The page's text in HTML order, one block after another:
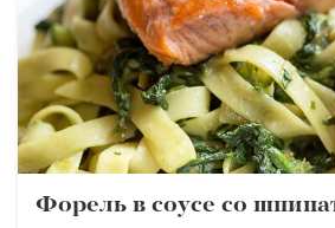
Форель в соусе со